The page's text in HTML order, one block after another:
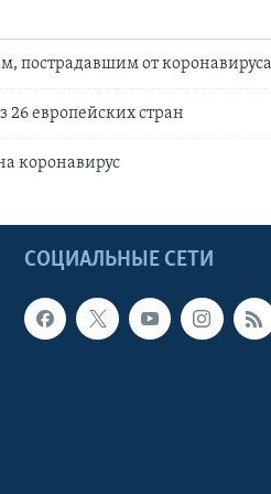
пострадавшим от
26 европейских стран
коронавирус
СОЦИАЛЬНЫЕ СЕТИ